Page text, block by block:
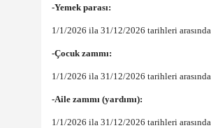
-Yemek parası:
1/1/2026 ila 31/12/2026 tarihleri
-Çocuk zammı:
1/1/2026 ila 31/12/2026 tarihleri
-Aile zammı (yardımı):
1/1/2026 ila 31/12/2026 tarihleri